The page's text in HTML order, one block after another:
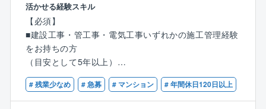
績を着実に伸ばしています。
【事業概要】
グループで展開する「サーパスマンション」をはじ
め、分譲マンションやビル等の管理/修繕維持業務を通
してマンションにお住まいの方々の快適な暮らしを守
り、資産価値を維持し続ける事業に取り組んでいま
す。
【具体的な業務内容】
■工事提案：フロント担当(営業)と共に管理組合に対し
工事提案(工事の内容の説明／プレゼンテーション)を行
います。
■工事施工管理：工事がスムーズに進むよう工程管理や
工事業者への指導、品質チェック等を行います。
■見積書作成：マンション不具合箇所の修理、改修、計
活かせる経験スキル
【必須】
■建設工事・管工事・電気工事いずれかの施工管理経験
をお持ちの方
（目安として5年以上）
■普通自動車免許第一種
【歓迎】
# 残業少なめ # 急募 # マンション # 年間休日120日以上